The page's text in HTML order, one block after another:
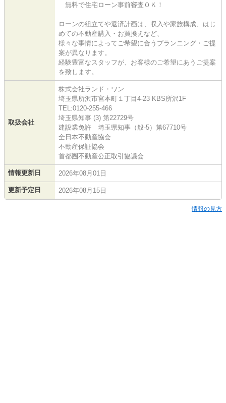
無料で住宅ローン事前審査ＯＫ！
ローンの組立てや返済計画は、収入や家族構成、はじ
めての不動産購入・お買換えなど、
様々な事情によってご希望に合うプランニング・ご提
案が異なります。
経験豊富なスタッフが、お客様のご希望にあうご提案
を致します。
取扱会社
株式会社ランド・ワン
埼玉県所沢市宮本町１丁目4-23 KBS所沢1F
TEL:0120-255-466
埼玉県知事 (3) 第22729号
建設業免許 埼玉県知事（般-5）第67710号
全日本不動産協会
不動産保証協会
首都圏不動産公正取引協議会
情報更新日 2026年08月01日
更新予定日 2026年08月15日
情報の見方